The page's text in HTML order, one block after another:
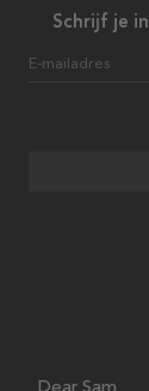
Schrijf je
E-mailadres
Dear Sam